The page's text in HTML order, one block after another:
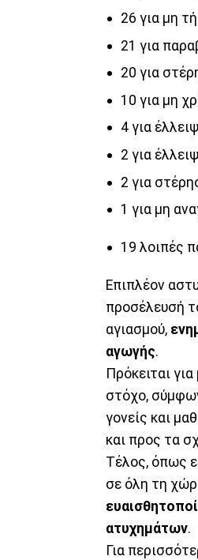
26 για μη
21 για
20 για
10 για μη
4 για
2 για
2 για
1 για μη
19 λοιπές
Επιπλέον
προσέλευσή
αγιασμού,
αγωγής.
Πρόκειται για
στόχο,
γονείς και
και προς τα
Τέλος, όπως
σε όλη τη
ατυχημάτων.
Για